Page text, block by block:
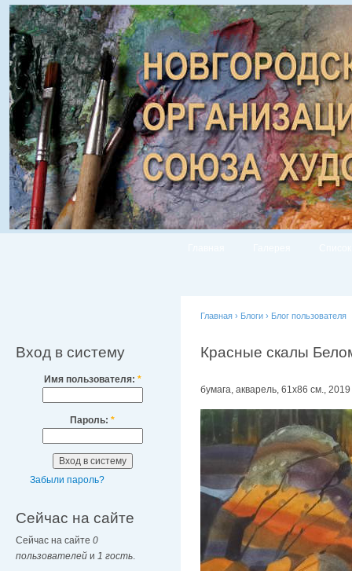
Вход в систему
Имя пользователя: *
Пароль: *
Забыли пароль?
Сейчас на сайте
Сейчас на сайте 0
пользователей и 1 гость
Главная › Блоги › Блог пользователя
Красные скалы
бумага, акварель, 61х86 см., 2019